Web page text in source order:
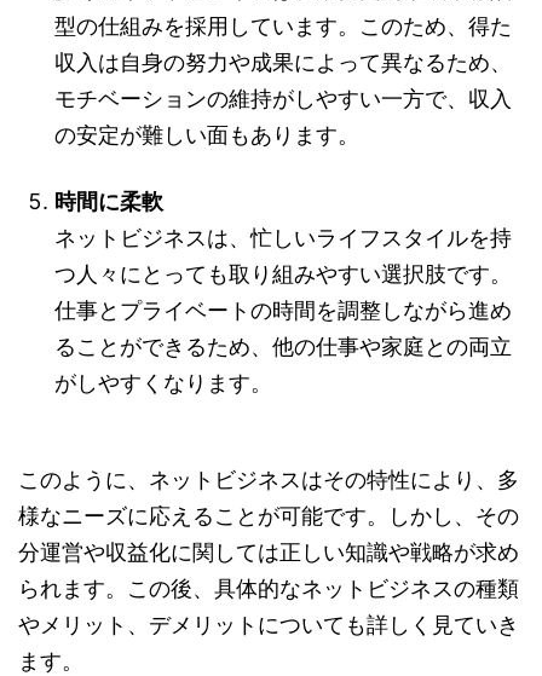
型の仕組みを採用しています。このため、得た
収入は自身の努力や成果によって異なるため、
モチベーションの維持がしやすい一方で、収入
の安定が難しい面もあります。
時間に柔軟
ネットビジネスは、忙しいライフスタイルを持
つ人々にとっても取り組みやすい選択肢です。
仕事とプライベートの時間を調整しながら進め
ることができるため、他の仕事や家庭との両立
がしやすくなります。
このように、ネットビジネスはその特性により、多
様なニーズに応えることが可能です。しかし、その
分運営や収益化に関しては正しい知識や戦略が求め
られます。この後、具体的なネットビジネスの種類
やメリット、デメリットについても詳しく見ていき
ます。